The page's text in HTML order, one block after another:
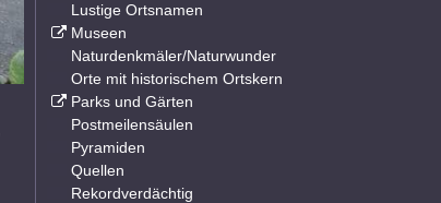
Lustige Ortsnamen
Museen
Naturdenkmäler/Naturwunder
Orte mit historischem Ortskern
Parks und Gärten
Postmeilensäulen
Pyramiden
Quellen
Rekordverdächtig